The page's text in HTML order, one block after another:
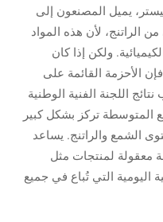
يميل المصنعون إلى
الراتنج، لأن هذه المواد
ولكن إذا كان
الأحزمة القائمة على
اللجنة الفنية الوطنية
من المصانع المتوسطة تركز بشكل كبير
الشمع والراتنج. يساعد
معقولة لمنتجات مثل
اليومية التي تُباع في جميع